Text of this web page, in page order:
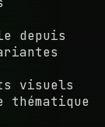
depuis
visuels
thématique